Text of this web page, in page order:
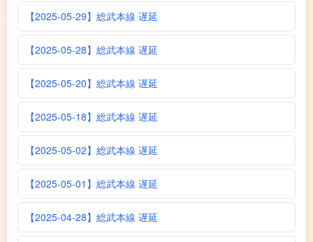
【2025-05-29】総武本線 遅延
【2025-05-28】総武本線 遅延
【2025-05-20】総武本線 遅延
【2025-05-18】総武本線 遅延
【2025-05-02】総武本線 遅延
【2025-05-01】総武本線 遅延
【2025-04-28】総武本線 遅延